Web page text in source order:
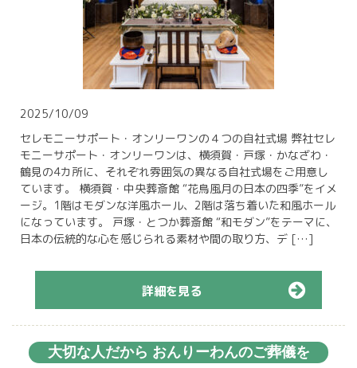
2025/10/09
セレモニーサポート・オンリーワンの４つの自社式場 弊社セレ
モニーサポート・オンリーワンは、横須賀・戸塚・かなざわ・
鶴見の4カ所に、それぞれ雰囲気の異なる自社式場をご用意し
ています。 横須賀・中央葬斎館 “花鳥風月の日本の四季”をイメ
ージ。1階はモダンな洋風ホール、2階は落ち着いた和風ホール
になっています。 戸塚・とつか葬斎館 “和モダン”をテーマに、
日本の伝統的な心を感じられる素材や間の取り方、デ […]
詳細を見る
大切な人だから おんりーわんのご葬儀を